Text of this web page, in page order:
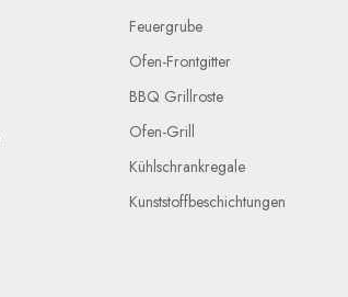
Feuergrube
Ofen-Frontgitter
BBQ Grillroste
Ofen-Grill
Kühlschrankregale
Kunststoffbeschichtungen